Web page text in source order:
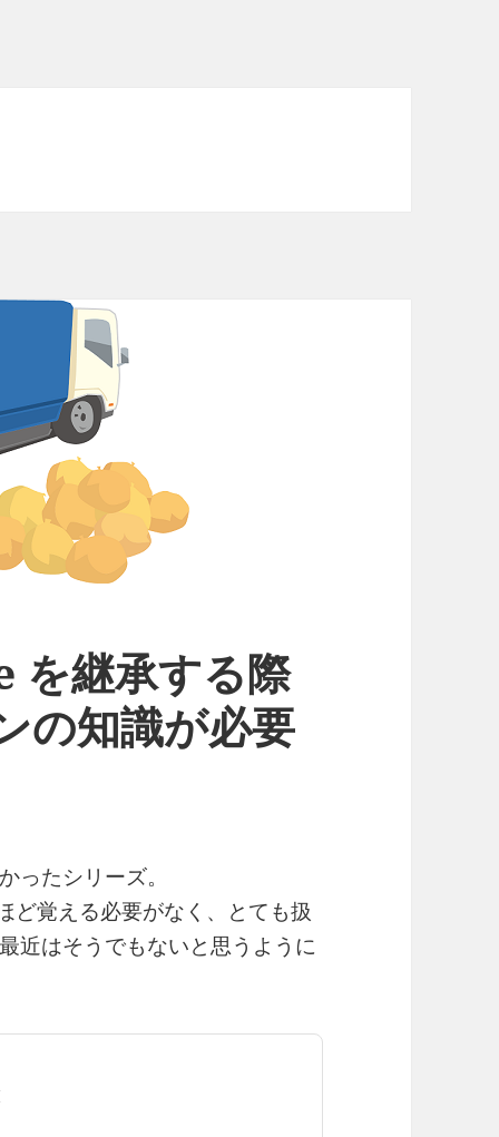
を継承する際
の知識が必要
たシリーズ。
ど覚える必要がなく、とても扱
近はそうでもないと思うように